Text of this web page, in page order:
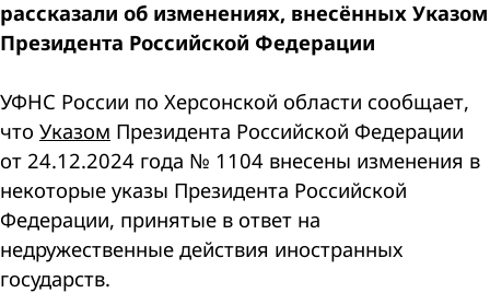
рассказали об изменениях, внесённых Указом
Президента Российской Федерации
УФНС России по Херсонской области сообщает,
что Указом Президента Российской Федерации
от 24.12.2024 года № 1104 внесены изменения в
некоторые указы Президента Российской
Федерации, принятые в ответ на
недружественные действия иностранных
государств.